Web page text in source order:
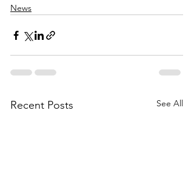
News
Recent Posts See All